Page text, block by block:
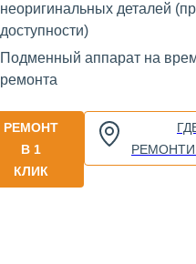
неоригинальных деталей
доступности)
Подменный аппарат на
ремонта
РЕМОНТ
В 1
КЛИК